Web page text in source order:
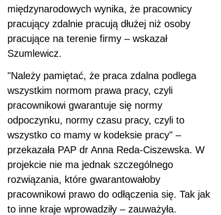
międzynarodowych wynika, że pracownicy
pracujący zdalnie pracują dłużej niż osoby
pracujące na terenie firmy – wskazał
Szumlewicz.
"Należy pamiętać, że praca zdalna podlega
wszystkim normom prawa pracy, czyli
pracownikowi gwarantuje się normy
odpoczynku, normy czasu pracy, czyli to
wszystko co mamy w kodeksie pracy" –
przekazała PAP dr Anna Reda-Ciszewska. W
projekcie nie ma jednak szczególnego
rozwiązania, które gwarantowałoby
pracownikowi prawo do odłączenia się. Tak jak
to inne kraje wprowadziły – zauważyła.